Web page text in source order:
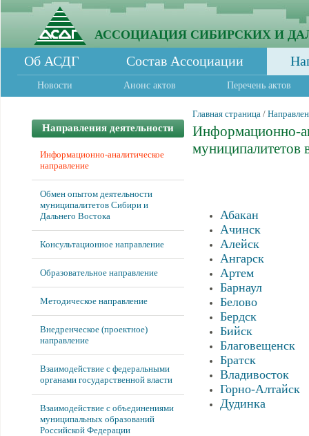
АССОЦИАЦИЯ СИБИРСКИХ И
Об АСДГ Состав Ассоциации
Новости Анонс актов Перечень актов
Направления деятельности
Информационно-аналитическое
направление
Обмен опытом деятельности
муниципалитетов Сибири и
Дальнего Востока
Консультационное направление
Образовательное направление
Методическое направление
Внедренческое (проектное)
направление
Взаимодействие с федеральными
органами государственной власти
Взаимодействие с объединениями
муниципальных образований
Российской Федерации
Главная страница /
Информационно-
муниципалитетов
Абакан
Ачинск
Алейск
Ангарск
Артем
Барнаул
Белово
Бердск
Бийск
Благовещенск
Братск
Владивосток
Горно-Алтайск
Дудинка